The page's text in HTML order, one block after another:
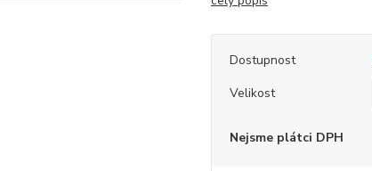
Dostupnost
Velikost
Nejsme plátci DPH